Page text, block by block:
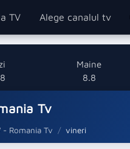
TV Alege canalul tv
Maine
8.8
Tv
- Romania Tv vineri